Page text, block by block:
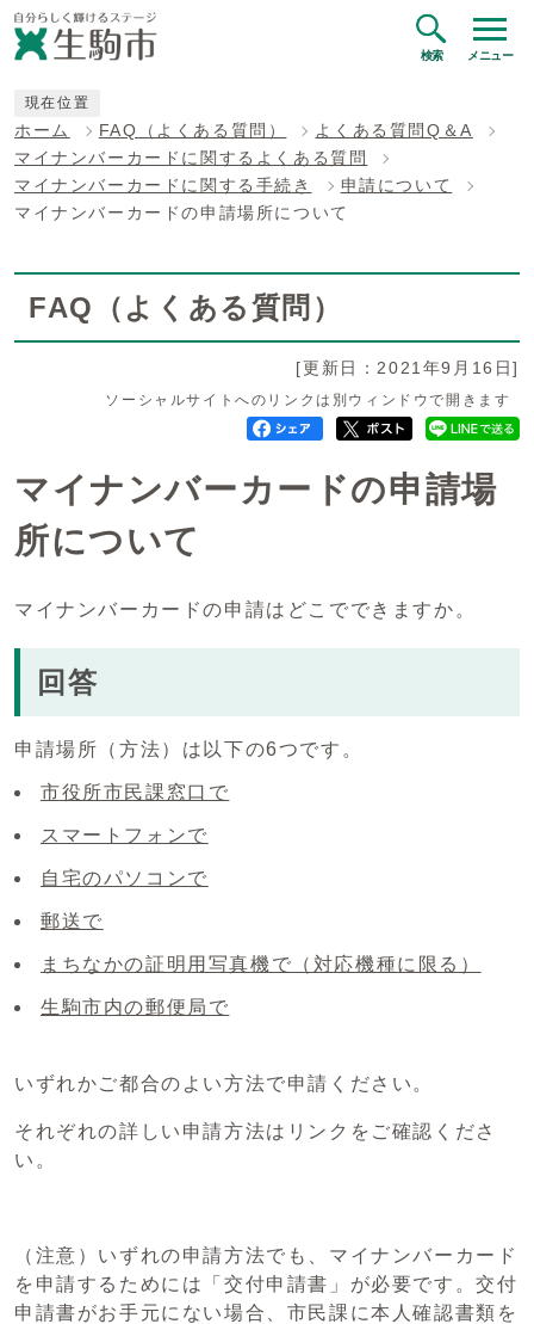
検索 メニュー
現在位置
ホーム FAQ（よくある質問）
よくある質問Q＆A
マイナンバーカードに関するよくある質問
マイナンバーカードに関する手続き
申請について
マイナンバーカードの申請場所について
FAQ（よくある質問）
[更新日：2021年9月16日]
ソーシャルサイトへのリンクは別ウィンドウで開きます
マイナンバーカードの申請場
所について
マイナンバーカードの申請はどこでできますか。
回答
申請場所（方法）は以下の6つです。
市役所市民課窓口で
スマートフォンで
自宅のパソコンで
郵送で
まちなかの証明用写真機で（対応機種に限る）
生駒市内の郵便局で
いずれかご都合のよい方法で申請ください。
それぞれの詳しい申請方法はリンクをご確認くださ
い。
（注意）いずれの申請方法でも、マイナンバーカード
を申請するためには「交付申請書」が必要です。交付
申請書がお手元にない場合、市民課に本人確認書類を